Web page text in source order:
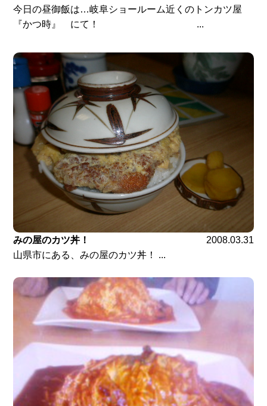
今日の昼御飯は…岐阜ショールーム近くのトンカツ屋
『かつ時』 にて！ ...
みの屋のカツ丼！
2008.03.31
山県市にある、みの屋のカツ丼！ ...